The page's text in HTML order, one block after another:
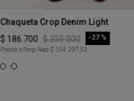
XS
Chaqueta Crop Denim Light
$ 186.700 $255.000 -27 %
Precio s/Imp.Nac $ 154.297,52